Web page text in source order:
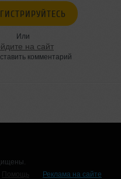
Или
на сайт
комментарий
Помощь
Реклама на сайте